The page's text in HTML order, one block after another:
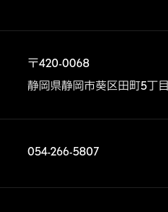
〒420-0068
静岡県静岡市葵区田町5丁
054-266-5807